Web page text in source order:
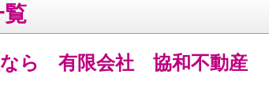
なら 有限会社 協和不動産